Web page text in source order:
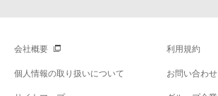
会社概要 利用規約
個人情報の取り扱いについて お問い合わせ